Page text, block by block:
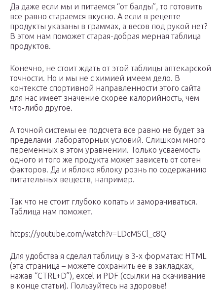
Да даже если мы и питаемся “от балды”, то готовить
все равно стараемся вкусно. А если в рецепте
продукты указаны в граммах, а весов под рукой нет?
В этом нам поможет старая-добрая мерная таблица
продуктов.
Конечно, не стоит ждать от этой таблицы аптекарской
точности. Но и мы не с химией имеем дело. В
контексте спортивной направленности этого сайта
для нас имеет значение скорее калорийность, чем
что-либо другое.
А точной системы ее подсчета все равно не будет за
пределами лабораторных условий. Слишком много
переменных в этом уравнении. Только усваемость
одного и того же продукта может зависеть от сотен
факторов. Да и яблоко яблоку рознь по содержанию
питательных веществ, например.
Так что не стоит глубоко копать и заморачиваться.
Таблица нам поможет.
https://youtube.com/watch?v=LDcMSCl_c8Q
Для удобства я сделал таблицу в 3-х форматах: HTML
(эта страница – можете сохранить ее в закладках,
нажав “CTRL+D”), excel и PDF (ссылки на скачивание
в конце статьи). Пользуйтесь на здоровье!